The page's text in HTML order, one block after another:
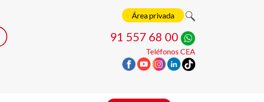
Área privada
91 557 68 00
Teléfonos CEA